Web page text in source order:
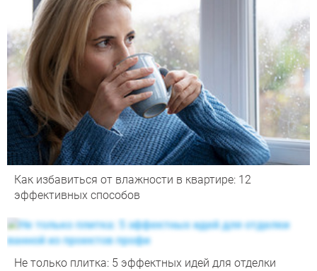
Как избавиться от влажности в квартире: 12
эффективных способов
Не только плитка: 5 эффектных идей для отделки